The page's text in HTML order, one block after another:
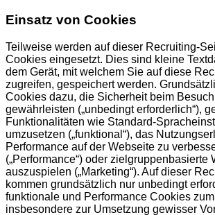
Einsatz von Cookies
Teilweise werden auf dieser Recruiting-
Cookies eingesetzt. Dies sind kleine
dem Gerät, mit welchem Sie auf diese
zugreifen, gespeichert werden.
Cookies dazu, die Sicherheit beim
gewährleisten („unbedingt erforderlich“),
Funktionalitäten wie Standard-
umzusetzen („funktional“), das
Performance auf der Webseite zu
(„Performance“) oder zielgruppenbasierte
auszuspielen („Marketing“). Auf dieser
kommen grundsätzlich nur unbedingt
funktionale und Performance Cookies
insbesondere zur Umsetzung gewisser